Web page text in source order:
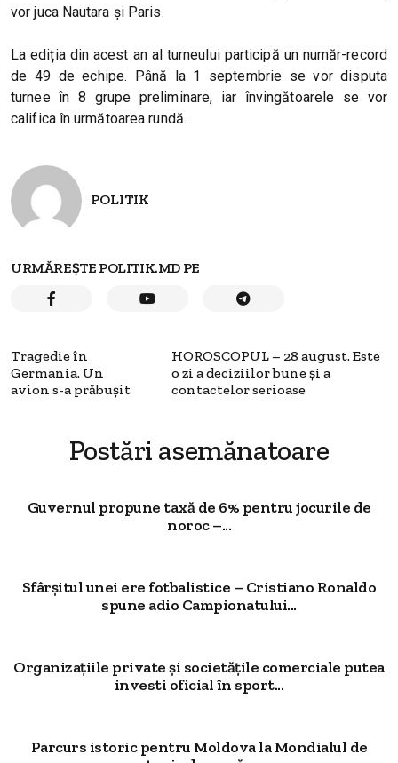
vor juca Nautara și Paris.
La ediția din acest an al turneului participă un număr-record
de 49 de echipe. Până la 1 septembrie se vor disputa
turnee în 8 grupe preliminare, iar învingătoarele se vor
califica în următoarea rundă.
POLITIK
URMĂREȘTE POLITIK.MD PE
Tragedie în
Germania. Un
avion s-a prăbuşit
HOROSCOPUL – 28 august. Este
o zi a deciziilor bune şi a
contactelor serioase
Postări asemănatoare
Guvernul propune taxă de 6% pentru jocurile de
noroc –...
Sfârșitul unei ere fotbalistice – Cristiano Ronaldo
spune adio Campionatului...
Organizațiile private și societățile comerciale putea
investi oficial în sport...
Parcurs istoric pentru Moldova la Mondialul de